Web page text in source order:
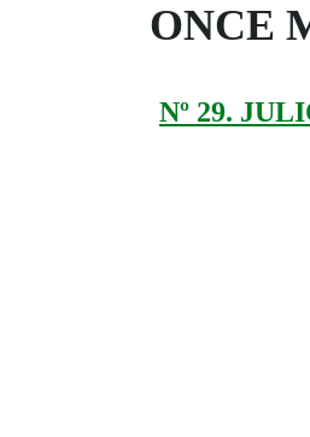
ONCE
Nº 29.